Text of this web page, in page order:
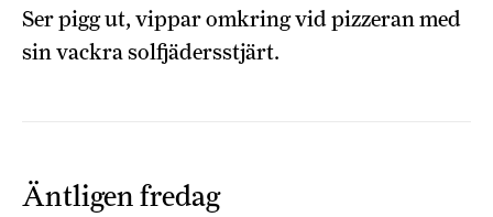
Ser pigg ut, vippar omkring vid pizzeran med
sin vackra solfjädersstjärt.
Äntligen fredag